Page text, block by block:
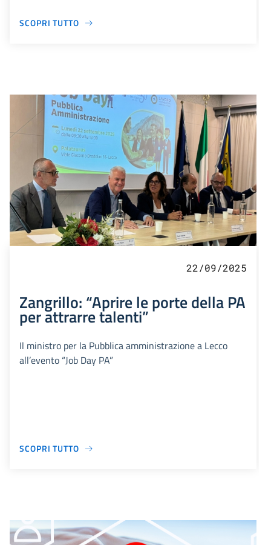
SCOPRI TUTTO
22/09/2025
Zangrillo: “Aprire le porte della PA
per attrarre talenti”
Il ministro per la Pubblica amministrazione a Lecco
all’evento “Job Day PA”
SCOPRI TUTTO